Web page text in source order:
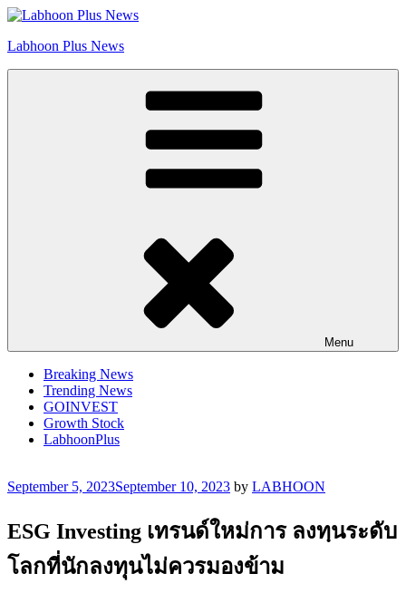
Skip
content
Labhoon Plus News
Menu
Breaking News
Trending News
GOINVEST
Growth Stock
LabhoonPlus
Posted
September 5, 2023September 10, 2023 by LABHOON
ESG Investing เทรนด์ใหม่การ ลงทฺนระดับ
โลกที่นักลงทุนไม่ควรมองข้าม